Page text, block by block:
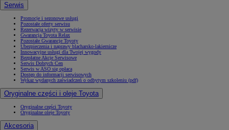
Serwis
Promocje i sezonowe usługi
Pozostałe oferty serwisu
Rezerwacja wizyty w serwisie
Gwarancja Toyota Relax
Pozostałe Gwarancje Toyoty
Ubezpieczenia i naprawy blacharsko-lakiernicze
Innowacyjne usługi dla Twojej wygody
Bezpłatne Akcje Serwisowe
Serwis Dobrych Cen
Serwis w ASO się opłaca
Dostęp do informacji serwisowych
Wykaz wydanych zaświadczeń o odbytym szkoleniu (pdf)
Oryginalne części i oleje Toyota
Oryginalne części Toyoty
Oryginalne oleje Toyoty
Akcesoria